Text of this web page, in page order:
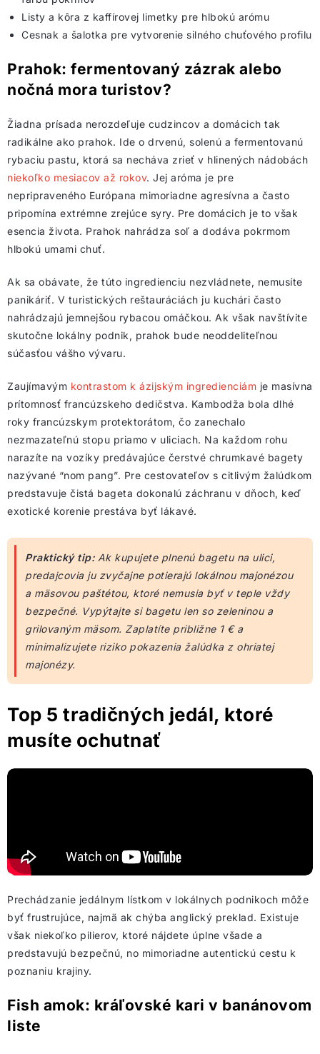
Listy a kôra z kaffírovej limetky pre hlbokú arómu
Cesnak a šalotka pre vytvorenie silného chuťového profilu
Prahok: fermentovaný zázrak alebo
nočná mora turistov?
Žiadna prísada nerozdeľuje cudzincov a domácich tak
radikálne ako prahok. Ide o drvenú, solenú a fermentovanú
rybaciu pastu, ktorá sa necháva zrieť v hlinených nádobách
niekoľko mesiacov až rokov. Jej aróma je pre
nepripraveného Európana mimoriadne agresívna a často
pripomína extrémne zrejúce syry. Pre domácich je to však
esencia života. Prahok nahrádza soľ a dodáva pokrmom
hlbokú umami chuť.
Ak sa obávate, že túto ingredienciu nezvládnete, nemusíte
panikáriť. V turistických reštauráciách ju kuchári často
nahrádzajú jemnejšou rybacou omáčkou. Ak však navštívite
skutočne lokálny podnik, prahok bude neoddeliteľnou
súčasťou vášho vývaru.
Zaujímavým kontrastom k ázijským ingredienciám je masívna
prítomnosť francúzskeho dedičstva. Kambodža bola dlhé
roky francúzskym protektorátom, čo zanechalo
nezmazateľnú stopu priamo v uliciach. Na každom rohu
narazíte na vozíky predávajúce čerstvé chrumkavé bagety
nazývané “nom pang”. Pre cestovateľov s citlivým žalúdkom
predstavuje čistá bageta dokonalú záchranu v dňoch, keď
exotické korenie prestáva byť lákavé.
Praktický tip:Ak kupujete plnenú bagetu na ulici,
predajcovia ju zvyčajne potierajú lokálnou majonézou
a mäsovou paštétou, ktoré nemusia byť v teple vždy
bezpečné. Vypýtajte si bagetu len so zeleninou a
grilovaným mäsom. Zaplatíte približne 1 € a
minimalizujete riziko pokazenia žalúdka z ohriatej
majonézy.
Top 5 tradičných jedál, ktoré
musíte ochutnať
Prechádzanie jedálnym lístkom v lokálnych podnikoch môže
byť frustrujúce, najmä ak chýba anglický preklad. Existuje
však niekoľko pilierov, ktoré nájdete úplne všade a
predstavujú bezpečnú, no mimoriadne autentickú cestu k
poznaniu krajiny.
Fish amok: kráľovské kari v banánovom
liste